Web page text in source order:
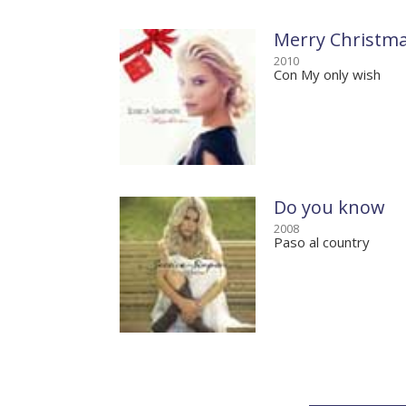
Merry
2010
Con My only wish
Do you know
2008
Paso al country